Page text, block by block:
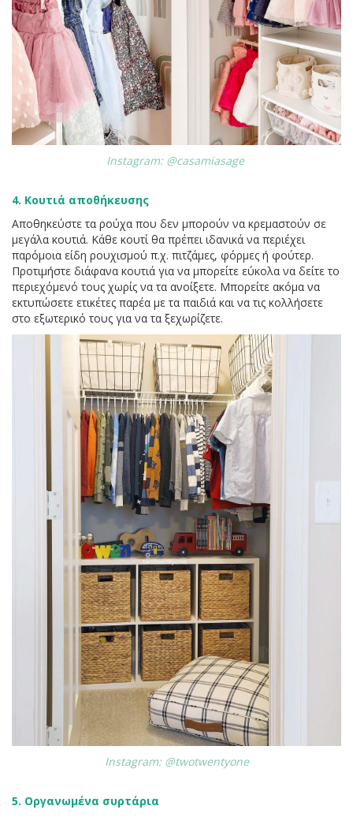
Instagram: @casamiasage
4. Κουτιά αποθήκευσης
Αποθηκεύστε τα ρούχα που δεν μπορούν να κρεμαστούν σε
μεγάλα κουτιά. Κάθε κουτί θα πρέπει ιδανικά να περιέχει
παρόμοια είδη ρουχισμού π.χ. πιτζάμες, φόρμες ή φούτερ.
Προτιμήστε διάφανα κουτιά για να μπορείτε εύκολα να δείτε το
περιεχόμενό τους χωρίς να τα ανοίξετε. Μπορείτε ακόμα να
εκτυπώσετε ετικέτες παρέα με τα παιδιά και να τις κολλήσετε
στο εξωτερικό τους για να τα ξεχωρίζετε.
Instagram: @twotwentyone
5. Οργανωμένα συρτάρια